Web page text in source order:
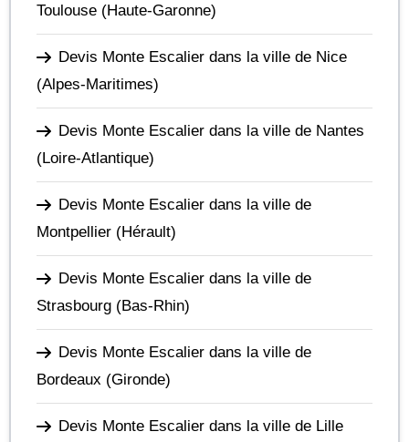
Toulouse (Haute-Garonne)
Devis Monte Escalier dans la ville de Nice
(Alpes-Maritimes)
Devis Monte Escalier dans la ville de Nantes
(Loire-Atlantique)
Devis Monte Escalier dans la ville de
Montpellier (Hérault)
Devis Monte Escalier dans la ville de
Strasbourg (Bas-Rhin)
Devis Monte Escalier dans la ville de
Bordeaux (Gironde)
Devis Monte Escalier dans la ville de Lille